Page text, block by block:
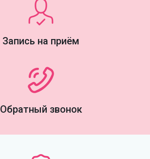
Запись на приём
Обратный звонок